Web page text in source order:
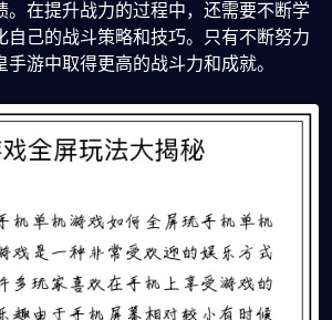
。在提升战力的过程中，还需要不断学
自己的战斗策略和技巧。只有不断努力
游中取得更高的战斗力和成就。